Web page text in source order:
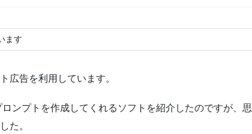
ます
広告を利用しています。
ンプトを作成してくれるソフトを紹介したのですが、思
た。